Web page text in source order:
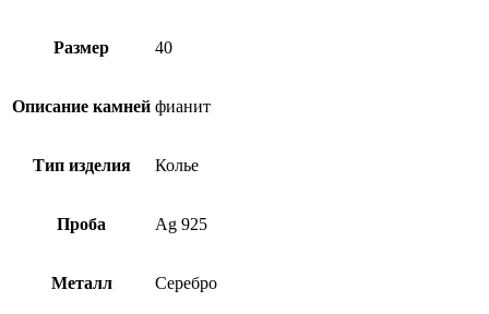
Размер 40
Описание камней фианит
Тип изделия Колье
Проба Ag 925
Металл Серебро